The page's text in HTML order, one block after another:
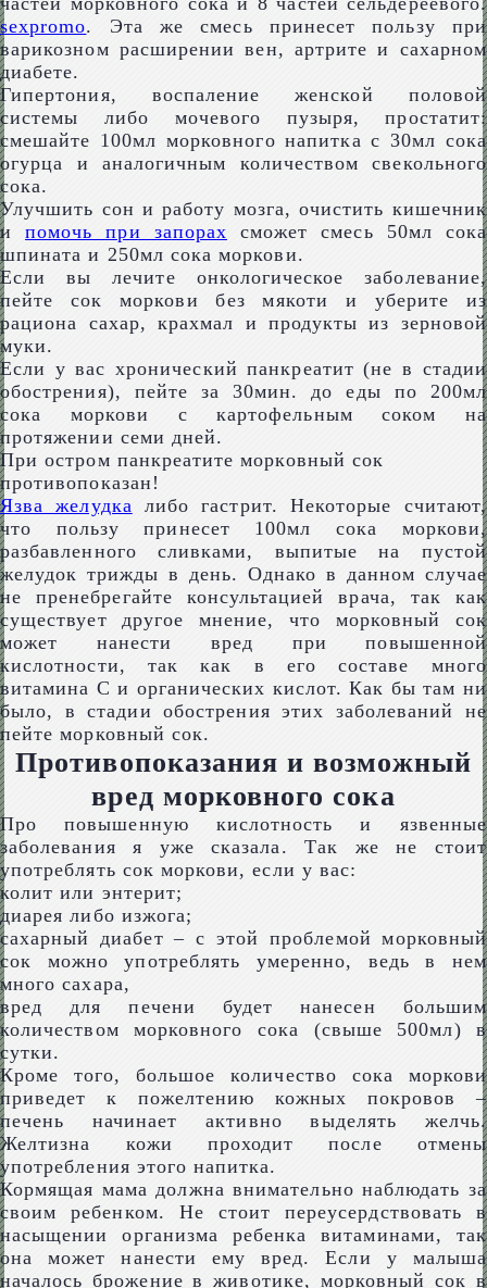
sexpromo. Эта же смесь принесет пользу при
варикозном расширении вен, артрите и сахарном
диабете.
Гипертония, воспаление женской половой
системы либо мочевого пузыря, простатит:
смешайте 100мл морковного напитка с 30мл сока
огурца и аналогичным количеством свекольного
сока.
Улучшить сон и работу мозга, очистить кишечник
ипомочь при запорах сможет смесь 50мл сока
шпината и 250мл сока моркови.
Если вы лечите онкологическое заболевание,
пейте сок моркови без мякоти и уберите из
рациона сахар, крахмал и продукты из зерновой
муки.
Если у вас хронический панкреатит (не в стадии
обострения), пейте за 30мин. до еды по 200мл
сока моркови с картофельным соком на
протяжении семи дней.
При остром панкреатите морковный сок
противопоказан!
Язва желудка либо гастрит. Некоторые считают,
что пользу принесет 100мл сока моркови,
разбавленного сливками, выпитые на пустой
желудок трижды в день. Однако в данном случае
не пренебрегайте консультацией врача, так как
существует другое мнение, что морковный сок
может нанести вред при повышенной
кислотности, так как в его составе много
витамина С и органических кислот. Как бы там ни
было, в стадии обострения этих заболеваний не
пейте морковный сок.
Противопоказания и возможный
вред морковного сока
Про повышенную кислотность и язвенные
заболевания я уже сказала. Так же не стоит
употреблять сок моркови, если у вас:
колит или энтерит;
диарея либо изжога;
сахарный диабет – с этой проблемой морковный
сок можно употреблять умеренно, ведь в нем
много сахара,
вред для печени будет нанесен большим
количеством морковного сока (свыше 500мл) в
сутки.
Кроме того, большое количество сока моркови
приведет к пожелтению кожных покровов –
печень начинает активно выделять желчь.
Желтизна кожи проходит после отмены
употребления этого напитка.
Кормящая мама должна внимательно наблюдать за
своим ребенком. Не стоит переусердствовать в
насыщении организма ребенка витаминами, так
она может нанести ему вред. Если у малыша
началось брожение в животике, морковный сок в